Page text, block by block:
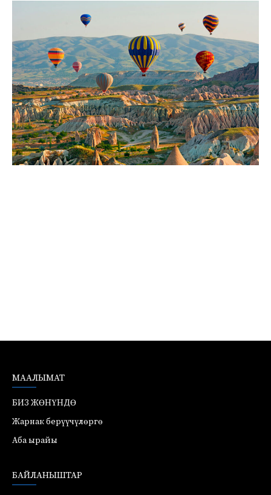
МААЛЫМАТ
БИЗ ЖӨНҮНДӨ
Жарнак берүүчүлөргө
Аба ырайы
БАЙЛАНЫШТАР